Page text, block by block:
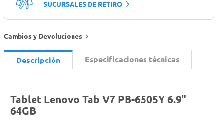
SUCURSALES DE RETIRO
Cambios y Devoluciones
Descripción Especificaciones técnicas
Tablet Lenovo Tab V7 PB-6505Y 6.9"
64GB